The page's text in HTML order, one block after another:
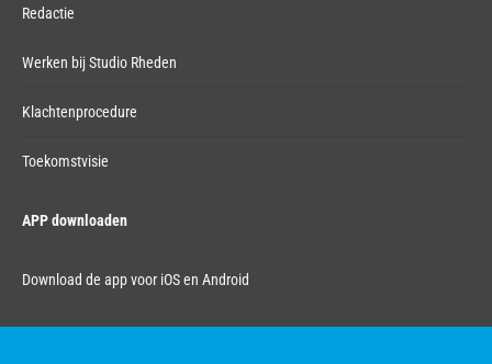
Redactie
Werken bij Studio Rheden
Klachtenprocedure
Toekomstvisie
APP downloaden
Download de app voor iOS en Android